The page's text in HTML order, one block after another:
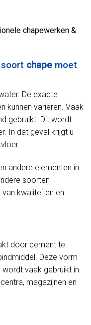
chapewerken &
chape moet
De exacte
kunnen variëren. Vaak
gebruikt. Dit wordt
In dat geval krijgt u
andere elementen in
soorten
kwaliteiten en
door cement te
Deze vorm
vaak gebruikt in
magazijnen en